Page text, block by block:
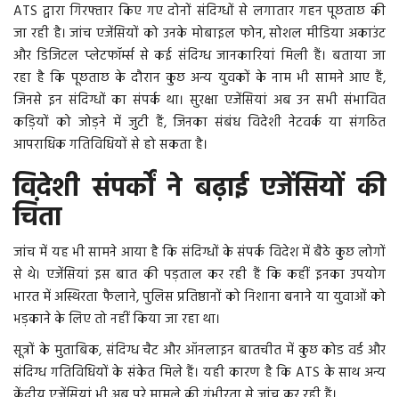
ATS द्वारा गिरफ्तार किए गए दोनों संदिग्धों से लगातार गहन पूछताछ की
जा रही है। जांच एजेंसियों को उनके मोबाइल फोन, सोशल मीडिया अकाउंट
और डिजिटल प्लेटफॉर्म्स से कई संदिग्ध जानकारियां मिली हैं। बताया जा
रहा है कि पूछताछ के दौरान कुछ अन्य युवकों के नाम भी सामने आए हैं,
जिनसे इन संदिग्धों का संपर्क था। सुरक्षा एजेंसियां अब उन सभी संभावित
कड़ियों को जोड़ने में जुटी हैं, जिनका संबंध विदेशी नेटवर्क या संगठित
आपराधिक गतिविधियों से हो सकता है।
विदेशी संपर्कों ने बढ़ाई एजेंसियों की
चिंता
जांच में यह भी सामने आया है कि संदिग्धों के संपर्क विदेश में बैठे कुछ लोगों
से थे। एजेंसियां इस बात की पड़ताल कर रही हैं कि कहीं इनका उपयोग
भारत में अस्थिरता फैलाने, पुलिस प्रतिष्ठानों को निशाना बनाने या युवाओं को
भड़काने के लिए तो नहीं किया जा रहा था।
सूत्रों के मुताबिक, संदिग्ध चैट और ऑनलाइन बातचीत में कुछ कोड वर्ड और
संदिग्ध गतिविधियों के संकेत मिले हैं। यही कारण है कि ATS के साथ अन्य